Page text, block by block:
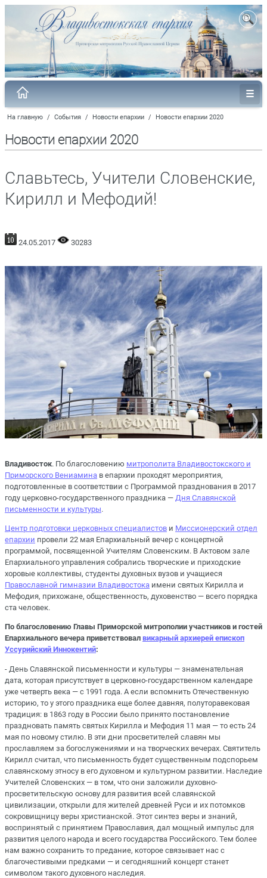
На главную / События / Новости епархии / Новости епархии 2020
Новости епархии 2020
Славьтесь, Учители Словенские,
Кирилл и Мефодий!
24.05.2017 30283
Владивосток. По благословению митрополита Владивостокского и
Приморского Вениамина в епархии проходят мероприятия,
подготовленные в соответствии с Программой празднования в 2017
году церковно-государственного праздника — Дня Славянской
письменности и культуры.
Центр подготовки церковных специалистов и Миссионерский отдел
епархии провели 22 мая Епархиальный вечер с концертной
программой, посвященной Учителям Словенским. В Актовом зале
Епархиального управления собрались творческие и приходские
хоровые коллективы, студенты духовных вузов и учащиеся
Православной гимназии Владивостока имени святых Кирилла и
Мефодия, прихожане, общественность, духовенство — всего порядка
ста человек.
По благословению Главы Приморской митрополии участников и гостей
Епархиального вечера приветствовал викарный архиерей епископ
Уссурийский Иннокентий:
- День Славянской письменности и культуры — знаменательная
дата, которая присутствует в церковно-государственном календаре
уже четверть века — с 1991 года. А если вспомнить Отечественную
историю, то у этого праздника еще более давняя, полуторавековая
традиция: в 1863 году в России было принято постановление
праздновать память святых Кирилла и Мефодия 11 мая — то есть 24
мая по новому стилю. В эти дни просветителей славян мы
прославляем за богослужениями и на творческих вечерах. Святитель
Кирилл считал, что письменность будет существенным подспорьем
славянскому этносу в его духовном и культурном развитии. Наследие
Учителей Словенских — в том, что они заложили духовно-
просветительскую основу для развития всей славянской
цивилизации, открыли для жителей древней Руси и их потомков
сокровищницу веры христианской. Этот синтез веры и знаний,
воспринятый с принятием Православия, дал мощный импульс для
развития целого народа и всего государства Российского. Тем более
нам важно сохранить то предание, которое связывает нас с
благочестивыми предками — и сегодняшний концерт станет
символом такого духовного наследия.